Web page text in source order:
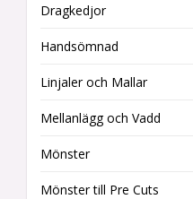
Dragkedjor
Handsömnad
Linjaler och Mallar
Mellanlägg och Vadd
Mönster
Mönster till Pre Cuts